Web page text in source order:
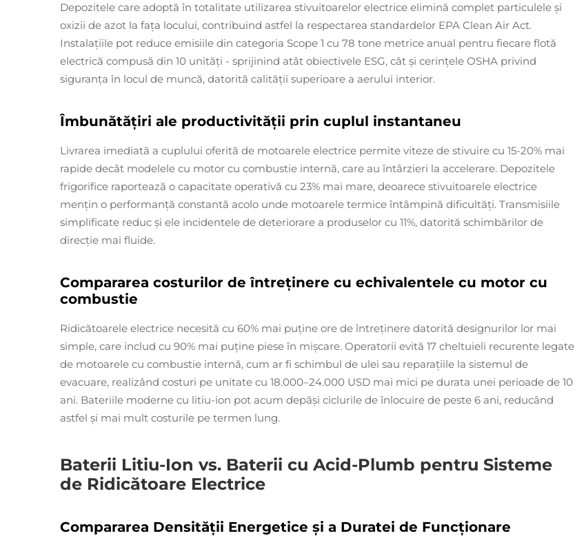
Depozitele care adoptă în totalitate utilizarea stivuitoarelor electrice elimină complet particulele și
oxizii de azot la fața locului, contribuind astfel la respectarea standardelor EPA Clean Air Act.
Instalațiile pot reduce emisiile din categoria Scope 1 cu 78 tone metrice anual pentru fiecare flotă
electrică compusă din 10 unități - sprijinind atât obiectivele ESG, cât și cerințele OSHA privind
siguranța în locul de muncă, datorită calității superioare a aerului interior.
Îmbunătățiri ale productivității prin cuplul instantaneu
Livrarea imediată a cuplului oferită de motoarele electrice permite viteze de stivuire cu 15-20% mai
rapide decât modelele cu motor cu combustie internă, care au întârzieri la accelerare. Depozitele
frigorifice raportează o capacitate operativă cu 23% mai mare, deoarece stivuitoarele electrice
mențin o performanță constantă acolo unde motoarele termice întâmpină dificultăți. Transmisiile
simplificate reduc și ele incidentele de deteriorare a produselor cu 11%, datorită schimbărilor de
direcție mai fluide.
Compararea costurilor de întreținere cu echivalentele cu motor cu
combustie
Ridicătoarele electrice necesită cu 60% mai puține ore de întreținere datorită designurilor lor mai
simple, care includ cu 90% mai puține piese în mișcare. Operatorii evită 17 cheltuieli recurente legate
de motoarele cu combustie internă, cum ar fi schimbul de ulei sau reparațiile la sistemul de
evacuare, realizând costuri pe unitate cu 18.000–24.000 USD mai mici pe durata unei perioade de 10
ani. Bateriile moderne cu litiu-ion pot acum depăși ciclurile de înlocuire de peste 6 ani, reducând
astfel și mai mult costurile pe termen lung.
Baterii Litiu-Ion vs. Baterii cu Acid-Plumb pentru Sisteme
de Ridicătoare Electrice
Compararea Densității Energetice și a Duratei de Funcționare